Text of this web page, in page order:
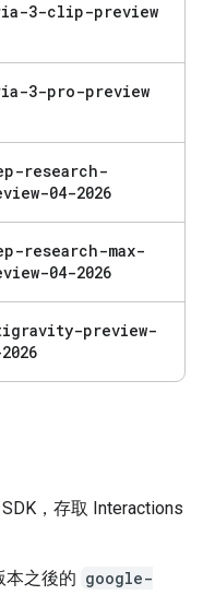
3-clip-preview
3-pro-preview
research-
04-2026
research-max-
04-2026
preview-
，存取 Interactions
本之後的 google-